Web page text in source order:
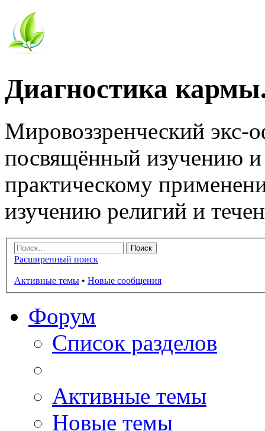
Диагностика
Мировоззренческий
посвящённый изучению
практическому
изучению религий и
Расширенный поиск
Активные темы • Новые сообщения
Форум
Список разделов
Активные темы
Новые темы